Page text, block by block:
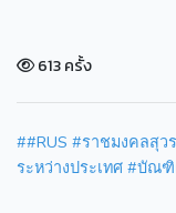
613 ครั้ง
##RUS #ราชมงคลสุว
ระหว่างประเทศ #บั